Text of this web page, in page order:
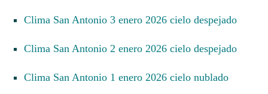
Clima San Antonio 3 enero 2026 cielo despejado
Clima San Antonio 2 enero 2026 cielo despejado
Clima San Antonio 1 enero 2026 cielo nublado